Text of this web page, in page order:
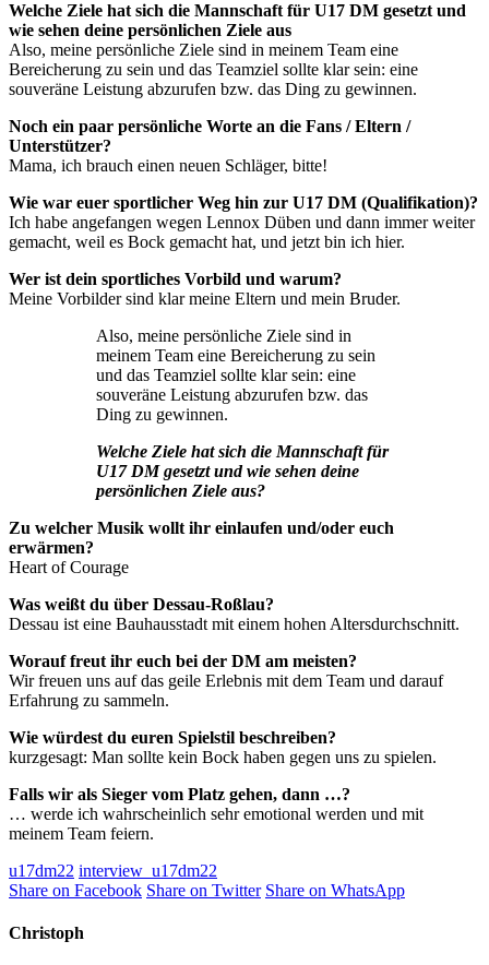
Welche Ziele hat sich die Mannschaft für U17 DM gesetzt und
wie sehen deine persönlichen Ziele aus
Also, meine persönliche Ziele sind in meinem Team eine
Bereicherung zu sein und das Teamziel sollte klar sein: eine
souveräne Leistung abzurufen bzw. das Ding zu gewinnen.
Noch ein paar persönliche Worte an die Fans / Eltern /
Unterstützer?
Mama, ich brauch einen neuen Schläger, bitte!
Wie war euer sportlicher Weg hin zur U17 DM (Qualifikation)?
Ich habe angefangen wegen Lennox Düben und dann immer weiter
gemacht, weil es Bock gemacht hat, und jetzt bin ich hier.
Wer ist dein sportliches Vorbild und warum?
Meine Vorbilder sind klar meine Eltern und mein Bruder.
Also, meine persönliche Ziele sind in
meinem Team eine Bereicherung zu sein
und das Teamziel sollte klar sein: eine
souveräne Leistung abzurufen bzw. das
Ding zu gewinnen.
Welche Ziele hat sich die Mannschaft für
U17 DM gesetzt und wie sehen deine
persönlichen Ziele aus?
Zu welcher Musik wollt ihr einlaufen und/oder euch
erwärmen?
Heart of Courage
Was weißt du über Dessau-Roßlau?
Dessau ist eine Bauhausstadt mit einem hohen Altersdurchschnitt.
Worauf freut ihr euch bei der DM am meisten?
Wir freuen uns auf das geile Erlebnis mit dem Team und darauf
Erfahrung zu sammeln.
Wie würdest du euren Spielstil beschreiben?
kurzgesagt: Man sollte kein Bock haben gegen uns zu spielen.
Falls wir als Sieger vom Platz gehen, dann …?
… werde ich wahrscheinlich sehr emotional werden und mit
meinem Team feiern.
u17dm22 interview_u17dm22
Share on Facebook Share on Twitter Share on WhatsApp
Christoph